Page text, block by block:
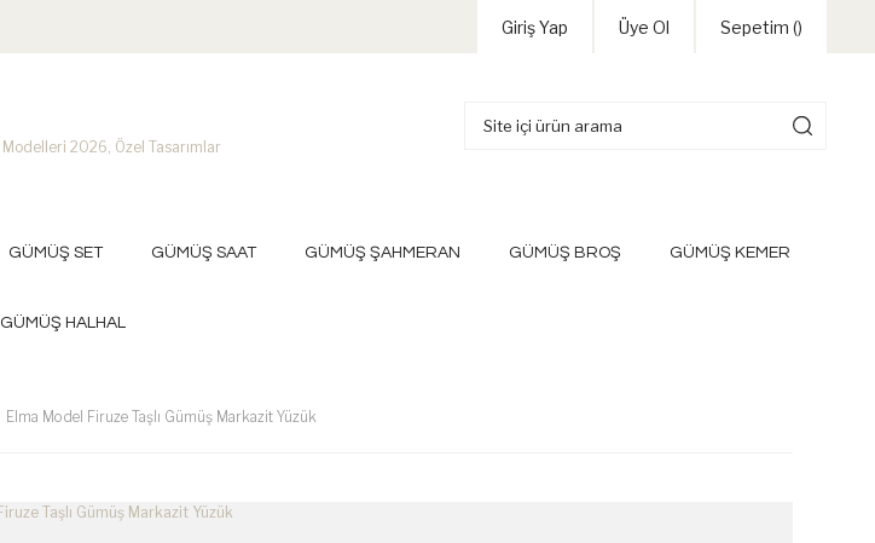
Giriş Yap Üye Ol Sepetim ()
GÜMÜŞ SET GÜMÜŞ SAAT GÜMÜŞ ŞAHMERAN GÜMÜŞ BROŞ GÜMÜŞ KEMER
GÜMÜŞ HALHAL
Elma Model Firuze Taşlı Gümüş Markazit Yüzük